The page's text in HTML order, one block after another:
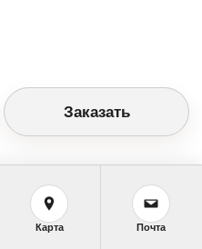
Заказать
Карта Почта